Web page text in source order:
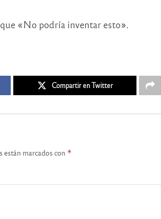
«No podría inventar esto».
Compartir en Twitter
están marcados con *